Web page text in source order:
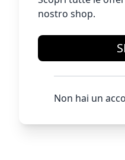
nostro shop.
Non hai un